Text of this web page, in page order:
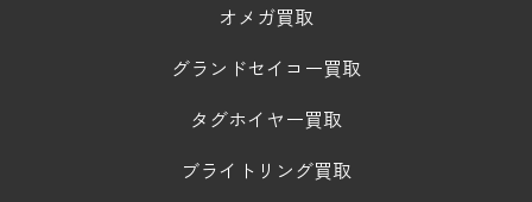
オメガ買取
グランドセイコー買取
タグホイヤー買取
ブライトリング買取